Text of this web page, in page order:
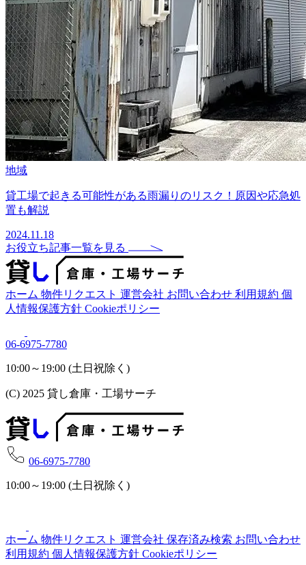
地域
貸工場で起きる可能性がある雨漏りのリスク！原因や応急処
置も解説
2024.11.18
お役立ち記事一覧を見る
ホーム 物件リクエスト 運営会社 お問い合わせ 利用規約 個
人情報保護方針 Cookieポリシー
06-6975-7780
10:00～19:00 (土日祝除く)
(C) 2025 貸し倉庫・工場サーチ
06-6975-7780
10:00～19:00 (土日祝除く)
ホーム 物件リクエスト 運営会社 保存済み検索 お問い合わせ
利用規約 個人情報保護方針 Cookieポリシー